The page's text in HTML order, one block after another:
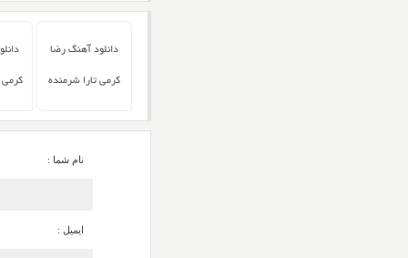
دانلود آهنگ رضا
کرمی تارا شرمنده کرمی
نام شما :
ایمیل :